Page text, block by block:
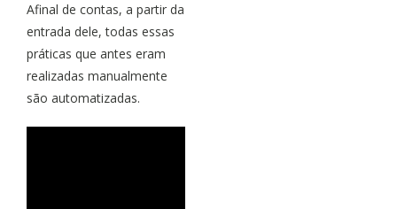
Afinal de contas, a partir da
entrada dele, todas essas
práticas que antes eram
realizadas manualmente
são automatizadas.